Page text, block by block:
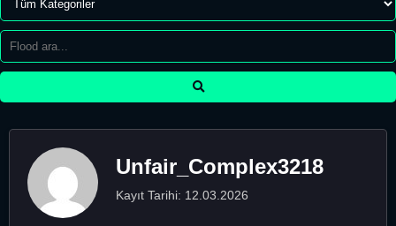
Unfair_Complex3218
Kayıt Tarihi: 12.03.2026